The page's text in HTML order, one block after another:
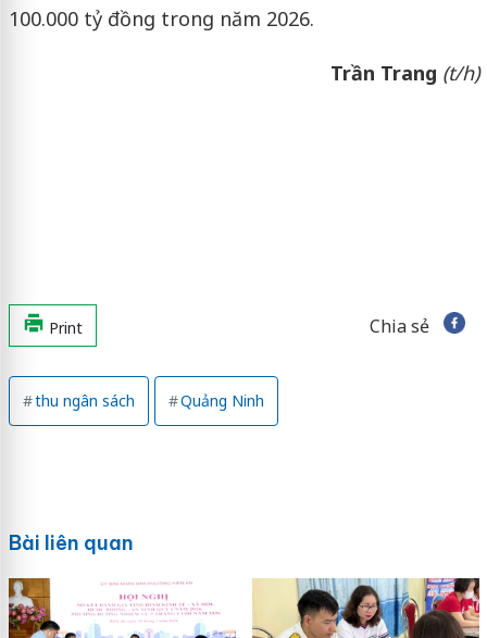
100.000 tỷ đồng trong năm 2026.
Trần Trang (t/h)
Print Chia sẻ
thu ngân sách Quảng Ninh
Bài liên quan